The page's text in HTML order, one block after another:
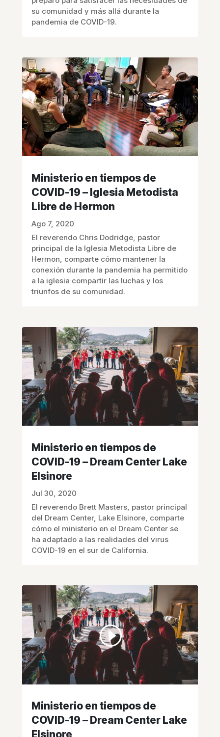
su comunidad y más allá durante la
pandemia de COVID-19.
Ministerio en tiempos de
COVID-19 – Iglesia Metodista
Libre de Hermon
Ago 7, 2020
El reverendo Chris Dodridge, pastor
principal de la Iglesia Metodista Libre de
Hermon, comparte cómo mantener la
conexión durante la pandemia ha permitido
a la iglesia compartir las luchas y los
triunfos de su comunidad.
Ministerio en tiempos de
COVID-19 – Dream Center Lake
Elsinore
Jul 30, 2020
El reverendo Brett Masters, pastor principal
del Dream Center, Lake Elsinore, comparte
cómo el ministerio en el Dream Center se
ha adaptado a las realidades del virus
COVID-19 en el sur de California.
Ministerio en tiempos de
COVID-19 – Dream Center Lake
Elsinore